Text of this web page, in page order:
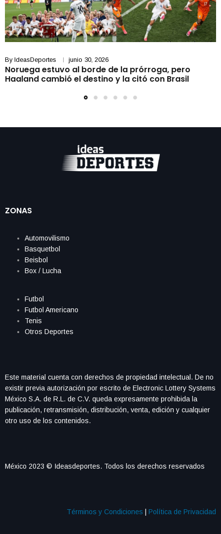
By IdeasDeportes junio 30, 2026
Noruega estuvo al borde de la prórroga, pero
Haaland cambió el destino y la citó con Brasil
ZONAS
Automovilismo
Basquetbol
Beisbol
Box / Lucha
Futbol
Futbol Americano
Tenis
Otros Deportes
Este material cuenta con derechos de propiedad intelectual. De no
existir previa autorización por escrito de Electronic Lottery Systems
México S.A. de R.L. de C.V. queda expresamente prohibida la
publicación, retransmisión, distribución, venta, edición y cualquier
otro uso de los contenidos.
México 2023 © Ideasdeportes. Todos los derechos reservados
Términos y Condiciones Política de Privacidad